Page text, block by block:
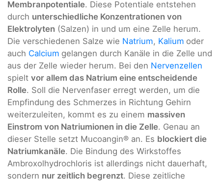
Membranpotentiale. Diese Potentiale entstehen
durch unterschiedliche Konzentrationen von
Elektrolyten (Salzen) in und um eine Zelle herum.
Die verschiedenen Salze wie Natrium, Kalium oder
auch Calcium gelangen durch Kanäle in die Zelle und
aus der Zelle wieder herum. Bei den Nervenzellen
spielt vor allem das Natrium eine entscheidende
Rolle. Soll die Nervenfaser erregt werden, um die
Empfindung des Schmerzes in Richtung Gehirn
weiterzuleiten, kommt es zu einem massiven
Einstrom von Natriumionen in die Zelle. Genau an
dieser Stelle setzt Mucoangin® an. Es blockiert die
Natriumkanäle. Die Bindung des Wirkstoffes
Ambroxolhydrochloris ist allerdings nicht dauerhaft,
sondern nur zeitlich begrenzt. Diese zeitliche